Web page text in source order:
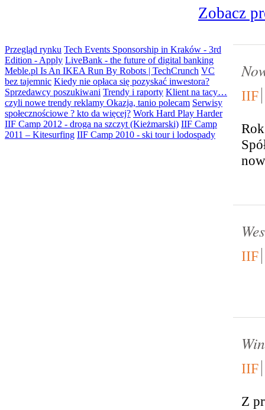
Zobacz
Przegląd rynku Tech Events Sponsorship in Kraków - 3rd
Edition - Apply LiveBank - the future of digital banking
Meble.pl Is An IKEA Run By Robots | TechCrunch VC
bez tajemnic Kiedy nie opłaca się pozyskać inwestora?
Sprzedawcy poszukiwani Trendy i raporty Klient na tacy…
czyli nowe trendy reklamy Okazja, tanio polecam Serwisy
społecznościowe ? kto da więcej? Work Hard Play Harder
IIF Camp 2012 - droga na szczyt (Kieżmarski) IIF Camp
2011 – Kitesurfing IIF Camp 2010 - ski tour i lodospady
IIF
IIF
IIF
Z